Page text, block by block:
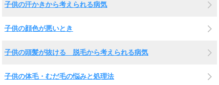
子供の汗かきから考えられる病気
子供の顔色が悪いとき
子供の頭髪が抜ける 脱毛から考えられる病気
子供の体毛・むだ毛の悩みと処理法